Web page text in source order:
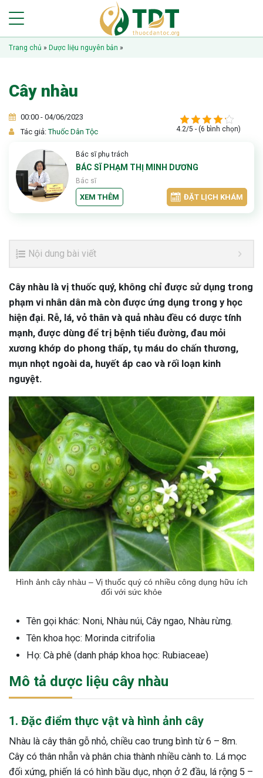
Trang chủ » Dược liệu nguyên bản »
Cây nhàu
00:00 - 04/06/2023
Tác giả:Thuốc Dân Tộc 4.2/5 - (6 bình chọn)
Bác sĩ phụ trách
BÁC SĨ PHẠM THỊ MINH DƯƠNG
Bác sĩ
XEM THÊM ĐẶT LỊCH KHÁM
Nội dung bài viết
Cây nhàu là vị thuốc quý, không chỉ được sử dụng trong
phạm vi nhân dân mà còn được ứng dụng trong y học
hiện đại. Rễ, lá, vỏ thân và quả nhàu đều có dược tính
mạnh, được dùng để trị bệnh tiểu đường, đau mỏi
xương khớp do phong thấp, tụ máu do chấn thương,
mụn nhọt ngoài da, huyết áp cao và rối loạn kinh
nguyệt.
Hình ảnh cây nhàu – Vị thuốc quý có nhiều công dụng hữu ích
đối với sức khỏe
Tên gọi khác: Noni, Nhàu núi, Cây ngao, Nhàu rừng.
Tên khoa học: Morinda citrifolia
Họ: Cà phê (danh pháp khoa học: Rubiaceae)
Mô tả dược liệu cây nhàu
1. Đặc điểm thực vật và hình ảnh cây
Nhàu là cây thân gỗ nhỏ, chiều cao trung bình từ 6 – 8m.
Cây có thân nhẵn và phân chia thành nhiều cành to. Lá mọc
đối xứng, phiến lá có hình bầu dục, nhọn ở 2 đầu, lá rộng 5 –